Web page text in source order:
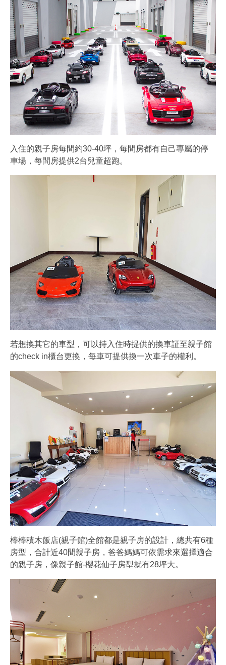
入住的親子房每間約30-40坪，每間房都有自己專屬的停
車場，每間房提供2台兒童超跑。
若想換其它的車型，可以持入住時提供的換車証至親子館
的check in櫃台更換，每車可提供換一次車子的權利。
棒棒積木飯店(親子館)全館都是親子房的設計，總共有6種
房型，合計近40間親子房，爸爸媽媽可依需求來選擇適合
的親子房，像親子館-櫻花仙子房型就有28坪大。